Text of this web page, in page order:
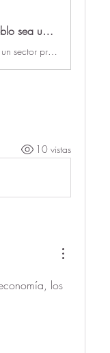
El plan pionero de Asturias para que quedarse en el pueblo sea un 'planazo': las claves del 'pacto por el medio rural' del Principado
10 vistas
los